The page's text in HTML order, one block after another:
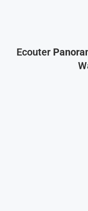
Ecouter